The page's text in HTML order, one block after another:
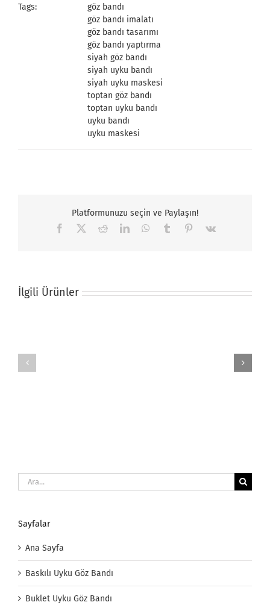
Tags:
göz bandı
göz bandı imalatı
göz bandı tasarımı
göz bandı yaptırma
siyah göz bandı
siyah uyku bandı
siyah uyku maskesi
toptan göz bandı
toptan uyku bandı
uyku bandı
uyku maskesi
Platformunuzu seçin ve Paylaşın!
Facebook RedditLinkedInWhatsApp
Tumblr Pinterest
Vk
İlgili Ürünler
Ara:
Sayfalar
Ana Sayfa
Baskılı Uyku Göz Bandı
Buklet Uyku Göz Bandı